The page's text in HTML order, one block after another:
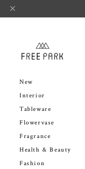
New
Interior
Tableware
Flowervase
Fragrance
Health & Beauty
Fashion